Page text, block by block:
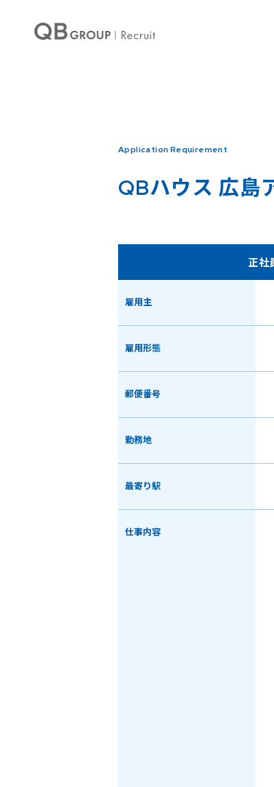
: Undefined array key 3 in/home/qbhouse/qb-recruit.com/
Application Requirement
QBハウス 広島
正社
雇用主
雇用形態
郵便番号
勤務地
最寄り駅
仕事内容